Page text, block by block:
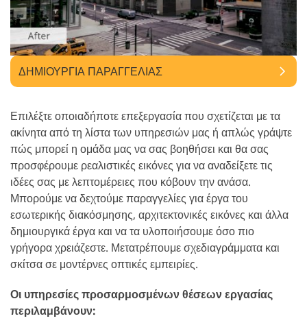
ΔΗΜΙΟΥΡΓΊΑ ΠΑΡΑΓΓΕΛΊΑΣ
Επιλέξτε οποιαδήποτε επεξεργασία που σχετίζεται με τα
ακίνητα από τη λίστα των υπηρεσιών μας ή απλώς γράψτε
πώς μπορεί η ομάδα μας να σας βοηθήσει και θα σας
προσφέρουμε ρεαλιστικές εικόνες για να αναδείξετε τις
ιδέες σας με λεπτομέρειες που κόβουν την ανάσα.
Μπορούμε να δεχτούμε παραγγελίες για έργα του
εσωτερικής διακόσμησης, αρχιτεκτονικές εικόνες και άλλα
δημιουργικά έργα και να τα υλοποιήσουμε όσο πιο
γρήγορα χρειάζεστε. Μετατρέπουμε σχεδιαγράμματα και
σκίτσα σε μοντέρνες οπτικές εμπειρίες.
Οι υπηρεσίες προσαρμοσμένων θέσεων εργασίας
περιλαμβάνουν: